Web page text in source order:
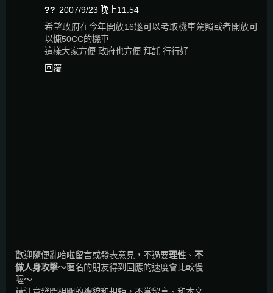
?? 2007/9/23 晚上11:54
希望政府在今年開放16遂可以考取機車駕照或者開放可
以慷50CC的機車
這樣大家方便 政府也方便 拜託 行行好
回覆
歡迎隨便亂哈啦留言或發表意見，不過要理性 、 不
做人身攻擊～匿名的朋友得到回應的速度會比較慢
喔～